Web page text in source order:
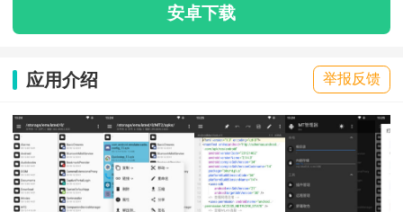
安卓下载
应用介绍 举报反馈